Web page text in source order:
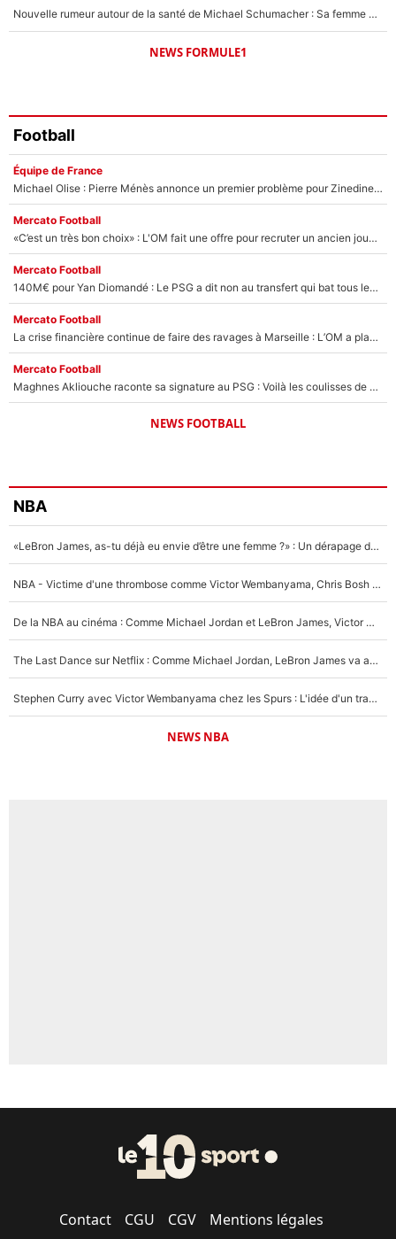
Nouvelle rumeur autour de la santé de Michael Schumacher : Sa femme Corinna sort du silence
NEWS FORMULE1
Football
Équipe de France
Michael Olise : Pierre Ménès annonce un premier problème pour Zinedine Zidane en équipe de France
Mercato Football
«C’est un très bon choix» : L'OM fait une offre pour recruter un ancien joueur du PSG... et c'est validé dans l'After Foot !
Mercato Football
140M€ pour Yan Diomandé : Le PSG a dit non au transfert qui bat tous les records sur le mercato
Mercato Football
La crise financière continue de faire des ravages à Marseille : L’OM a placé 12 joueurs sur le marché des transferts… et ça pourrait lui rapporter près de 100M€ !
Mercato Football
Maghnes Akliouche raconte sa signature au PSG : Voilà les coulisses de son transfert de rêve à 50M€
NEWS FOOTBALL
NBA
«LeBron James, as-tu déjà eu envie d’être une femme ?» : Un dérapage de Donald Trump sur la superstar de la NBA refait surface
NBA - Victime d'une thrombose comme Victor Wembanyama, Chris Bosh prévient le Français des risques sur sa santé : «J’ai failli mourir sur le coup et j’ai été ramené à la vie»
De la NBA au cinéma : Comme Michael Jordan et LeBron James, Victor Wembanyama rêve d'une carrière d'acteur !
The Last Dance sur Netflix : Comme Michael Jordan, LeBron James va avoir le droit à sa série !
Stephen Curry avec Victor Wembanyama chez les Spurs : L'idée d'un trade historique est lancée en NBA !
NEWS NBA
Contact CGU CGV Mentions légales